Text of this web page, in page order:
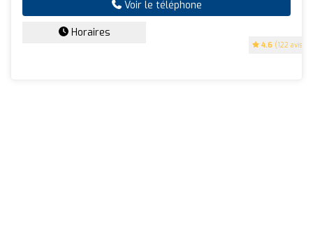
4.6 (122 avis)
Voir le téléphone
Horaires